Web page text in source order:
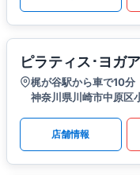
ピラティス･ヨガ
梶が谷駅から車で10分
神奈川県川崎市中原
店舗情報